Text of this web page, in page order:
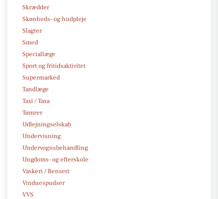
Skrædder
Skønheds- og hudpleje
Slagter
Smed
Speciallæge
Sport og fritidsaktivitet
Supermarked
Tandlæge
Taxi / Taxa
Tømrer
Udlejningselskab
Undervisning
Undervognsbehandling
Ungdoms- og efterskole
Vaskeri / Renseri
Vinduespudser
VVS